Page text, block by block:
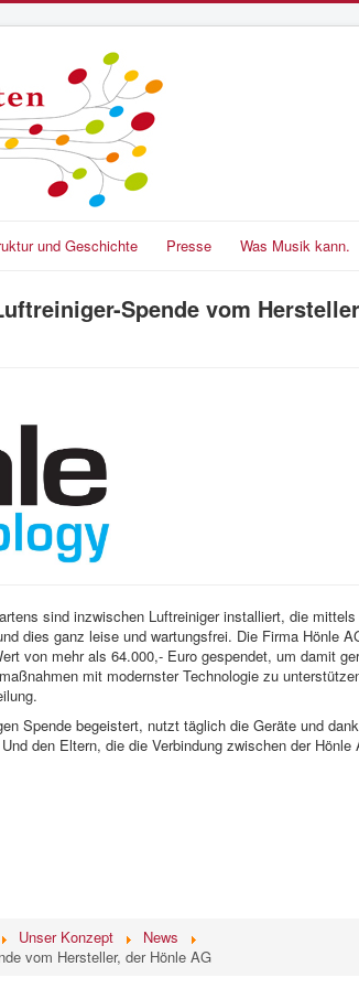
und Geschichte Presse Was Musik kann.
Spende vom
sind inzwischen Luftreiniger installiert, die mittels
dies ganz leise und wartungsfrei. Die Firma Hönle
von mehr als 64.000,- Euro gespendet, um damit
mit modernster Technologie zu
Spende begeistert, nutzt täglich die Geräte und
den Eltern, die die Verbindung zwischen der Hönle
Unser Konzept
News
vom Hersteller, der Hönle AG